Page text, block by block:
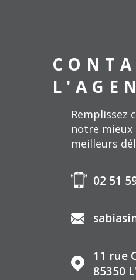
Remplissez
notre mieux
meilleurs
02 51
11 rue
85350